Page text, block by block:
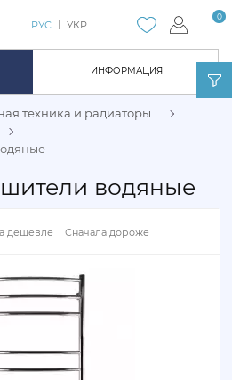
ИНФОРМАЦИЯ
0
РУС УКР
техника и радиаторы
водяные
дешевле Сначала дороже